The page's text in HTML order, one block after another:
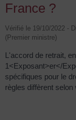
France ?
Vérifié le 19/10/2022 -
(Premier ministre)
L'accord de retrait,
1<Exposant>er</
spécifiques pour le
règles diffèrent selon